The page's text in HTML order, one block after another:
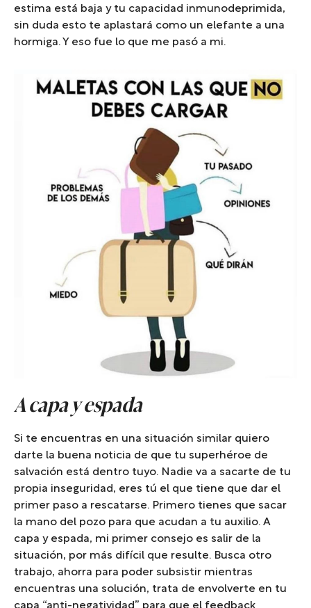
estima está baja y tu capacidad inmunodeprimida,
sin duda esto te aplastará como un elefante a una
hormiga. Y eso fue lo que me pasó a mi.
A capa y espada
Si te encuentras en una situación similar quiero
darte la buena noticia de que tu superhéroe de
salvación está dentro tuyo. Nadie va a sacarte de tu
propia inseguridad, eres tú el que tiene que dar el
primer paso a rescatarse. Primero tienes que sacar
la mano del pozo para que acudan a tu auxilio. A
capa y espada, mi primer consejo es salir de la
situación, por más difícil que resulte. Busca otro
trabajo, ahorra para poder subsistir mientras
encuentras una solución, trata de envolverte en tu
capa “anti-negatividad” para que el feedback